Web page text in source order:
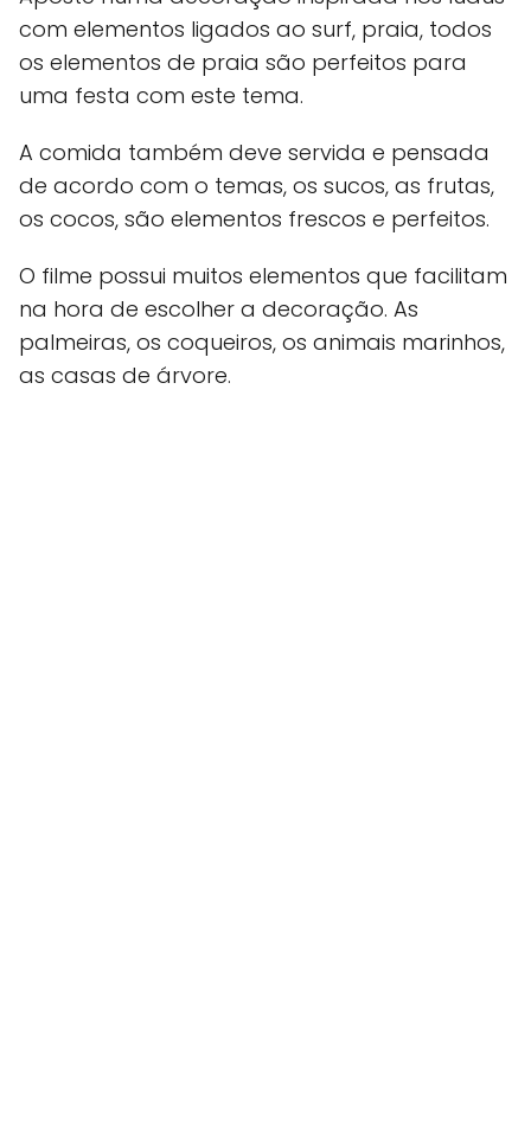
com elementos ligados ao surf, praia, todos
os elementos de praia são perfeitos para
uma festa com este tema.
A comida também deve servida e pensada
de acordo com o temas, os sucos, as frutas,
os cocos, são elementos frescos e perfeitos.
O filme possui muitos elementos que facilitam
na hora de escolher a decoração. As
palmeiras, os coqueiros, os animais marinhos,
as casas de árvore.